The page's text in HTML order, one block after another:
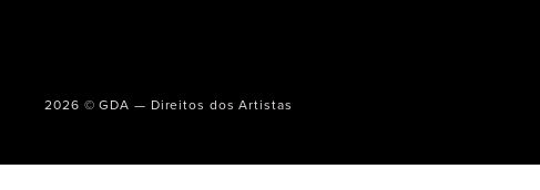
2026 © GDA — Direitos dos Artistas